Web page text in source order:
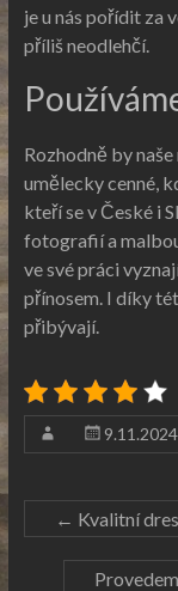
je u nás pořídit za
příliš neodlehčí.
Rozhodně by
umělecky cenné,
kteří se v České i
fotografií a
ve své práci
přínosem. I díky
přibývají.
9.11.2024
← Kvalitní